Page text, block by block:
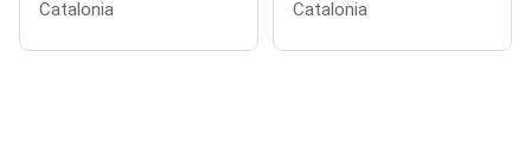
Catalonia Catalonia